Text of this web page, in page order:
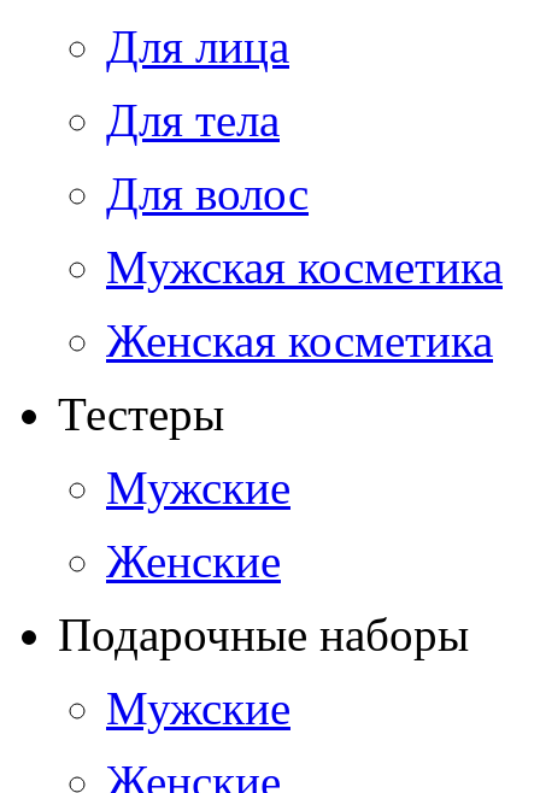
Для лица
Для тела
Для волос
Мужская косметика
Женская косметика
Тестеры
Мужские
Женские
Подарочные наборы
Мужские
Женские